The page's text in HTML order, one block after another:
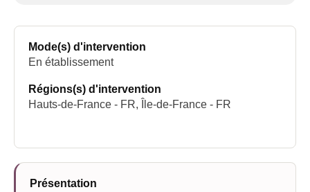
Mode(s) d'intervention
En établissement
Régions(s) d'intervention
Hauts-de-France - FR, Île-de-France - FR
Présentation